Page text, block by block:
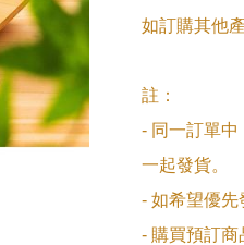
如訂購其他
註：
- 同一訂單
一起發貨。
- 如希望優先
- 購買預訂商